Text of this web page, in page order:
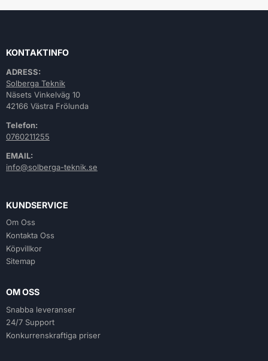
KONTAKTINFO
ADRESS:
Solberga Teknik
Näsets Vinkelväg 10
42166 Västra Frölunda
Telefon:
0760211255
EMAIL:
info@solberga-teknik.se
KUNDSERVICE
Om Oss
Kontakta Oss
Köpvillkor
Sitemap
OM OSS
Snabba leveranser
24/7 Support
Konkurrenskraftiga priser